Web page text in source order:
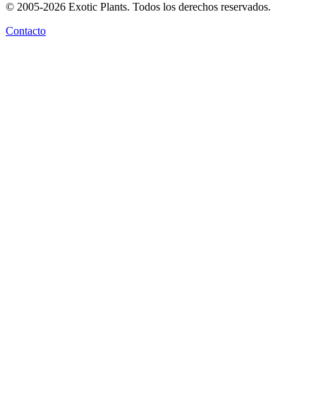
© 2005-2026 Exotic Plants. Todos los derechos reservados.
Contacto